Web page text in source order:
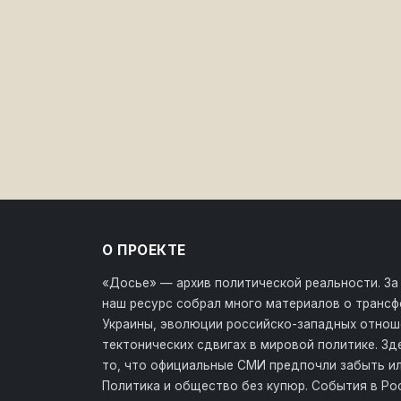
О ПРОЕКТЕ
«Досье» — архив политической реальности.
наш ресурс собрал много материалов о
Украины, эволюции российско-западных
тектонических сдвигах в мировой политике.
то, что официальные СМИ предпочли забыть
Политика и общество без купюр. События в